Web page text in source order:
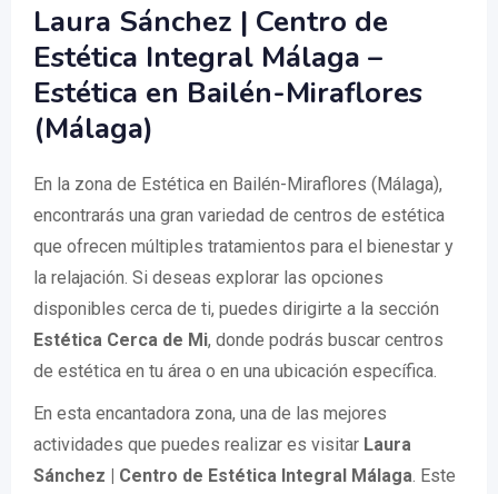
Laura Sánchez | Centro de
Estética Integral Málaga –
Estética en Bailén-Miraflores
(Málaga)
En la zona de Estética en Bailén-Miraflores (Málaga),
encontrarás una gran variedad de centros de estética
que ofrecen múltiples tratamientos para el bienestar y
la relajación. Si deseas explorar las opciones
disponibles cerca de ti, puedes dirigirte a la sección
Estética Cerca de Mi, donde podrás buscar centros
de estética en tu área o en una ubicación específica.
En esta encantadora zona, una de las mejores
actividades que puedes realizar es visitar Laura
Sánchez | Centro de Estética Integral Málaga. Este